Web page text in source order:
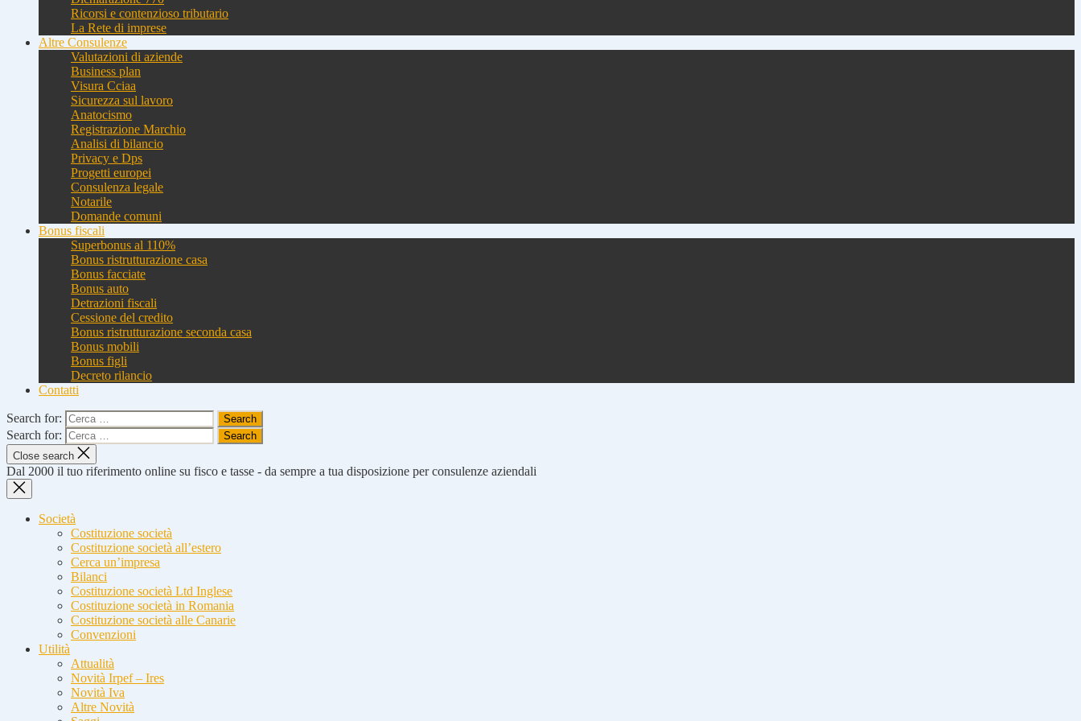
Ricorsi e contenzioso tributario
La Rete di imprese
Altre Consulenze
Valutazioni di aziende
Business plan
Visura Cciaa
Sicurezza sul lavoro
Anatocismo
Registrazione Marchio
Analisi di bilancio
Privacy e Dps
Progetti europei
Consulenza legale
Notarile
Domande comuni
Bonus fiscali
Superbonus al 110%
Bonus ristrutturazione casa
Bonus facciate
Bonus auto
Detrazioni fiscali
Cessione del credito
Bonus ristrutturazione seconda casa
Bonus mobili
Bonus figli
Decreto rilancio
Contatti
Search for:
Search for:
Close search
Dal 2000 il tuo riferimento online su fisco e tasse - da sempre a tua disposizione per consulenze aziendali
Società
Costituzione società
Costituzione società all’estero
Cerca un’impresa
Bilanci
Costituzione società Ltd Inglese
Costituzione società in Romania
Costituzione società alle Canarie
Convenzioni
Utilità
Attualità
Novità Irpef – Ires
Novità Iva
Altre Novità